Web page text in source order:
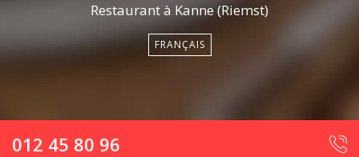
Restaurant à Kanne (Riemst)
FRANÇAIS
012 45 80 96